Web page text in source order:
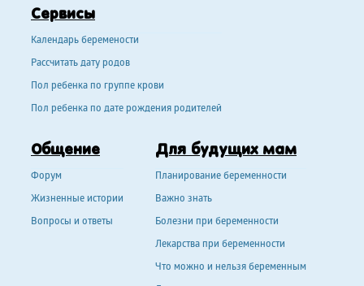
Сервисы
Календарь беремености
Рассчитать дату родов
Пол ребенка по группе крови
Пол ребенка по дате рождения родителей
Общение
Форум
Жизненные истории
Вопросы и ответы
Для будущих мам
Планирование беременности
Важно знать
Болезни при беременности
Лекарства при беременности
Что можно и нельзя беременным